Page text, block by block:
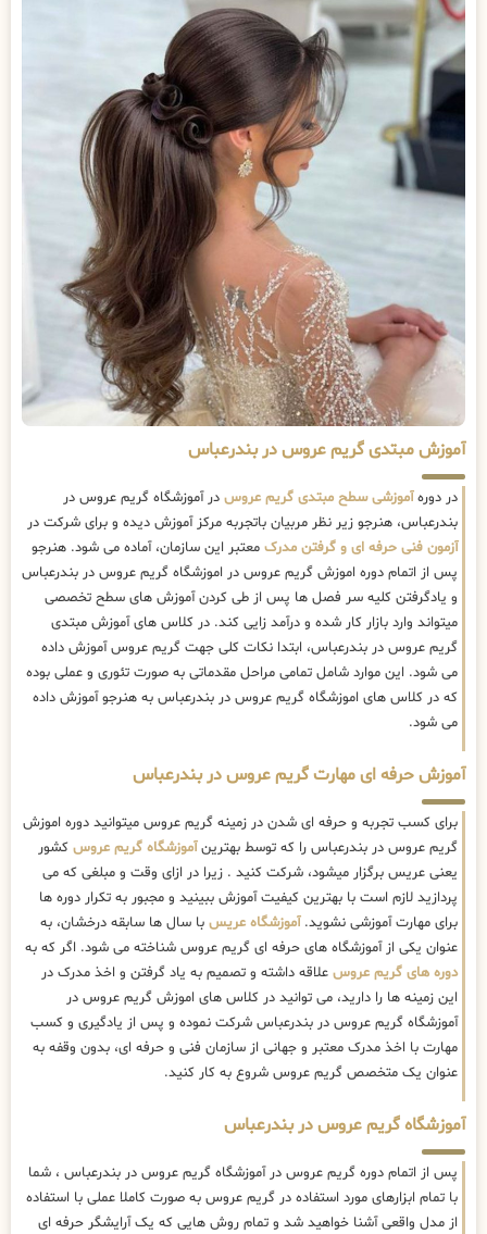
آموزش مبتدی گریم عروس در بندرعباس
در دورهآموزشی سطح مبتدی گریم عروس در آموزشگاه گریم عروس در
بندرعباس، هنرجو زیر نظر مربیان باتجربه مرکز آموزش دیده و برای شرکت در
آزمون فنی حرفه ای و گرفتن مدرک معتبر این سازمان، آماده می شود. هنرجو
پس از اتمام دوره اموزش گریم عروس در اموزشگاه گریم عروس در بندرعباس
و یادگرفتن کلیه سر فصل ها پس از طی کردن آموزش های سطح تخصصی
میتواند وارد بازار کار شده و درآمد زایی کند. در کلاس های آموزش مبتدی
گریم عروس در بندرعباس، ابتدا نکات کلی جهت گریم عروس آموزش داده
می شود. این موارد شامل تمامی مراحل مقدماتی به صورت تئوری و عملی بوده
که در کلاس های اموزشگاه گریم عروس در بندرعباس به هنرجو آموزش داده
می شود.
آموزش حرفه ای مهارت گریم عروس در بندرعباس
برای کسب تجربه و حرفه ای شدن در زمینه گریم عروس میتوانید دوره اموزش
گریم عروس در بندرعباس را که توسط بهترینآموزشگاه گریم عروس کشور
یعنی عریس برگزار میشود، شرکت کنید . زیرا در ازای وقت و مبلغی که می
پردازید لازم است با بهترین کیفیت آموزش ببینید و مجبور به تکرار دوره ها
برای مهارت آموزشی نشوید.آموزشگاه عریس با سال ها سابقه درخشان، به
عنوان یکی از آموزشگاه های حرفه ای گریم عروس شناخته می شود. اگر که به
دوره های گریم عروس علاقه داشته و تصمیم به یاد گرفتن و اخذ مدرک در
این زمینه ها را دارید، می توانید در کلاس های اموزش گریم عروس در
آموزشگاه گریم عروس در بندرعباس شرکت نموده و پس از یادگیری و کسب
مهارت با اخذ مدرک معتبر و جهانی از سازمان فنی و حرفه ای، بدون وقفه به
عنوان یک متخصص گریم عروس شروع به کار کنید.
آموزشگاه گریم عروس در بندرعباس
پس از اتمام دوره گریم عروس در آموزشگاه گریم عروس در بندرعباس ، شما
با تمام ابزارهای مورد استفاده در گریم عروس به صورت کاملا عملی با استفاده
از مدل واقعی آشنا خواهید شد و تمام روش هایی که یک آرایشگر حرفه ای